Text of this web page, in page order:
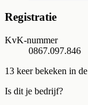
Registratie
KvK-nummer
0867.097.846
13 keer bekeken in
Is dit je bedrijf?